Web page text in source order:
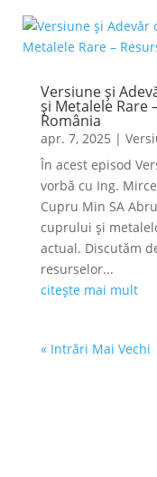
Versiune și
și Metalele Rare
România
apr. 7, 2025 |
În acest episod
vorbă cu Ing.
Cupru Min SA
cuprului și
actual. Discutăm
resurselor...
citește mai mult
« Intrări Mai Vechi